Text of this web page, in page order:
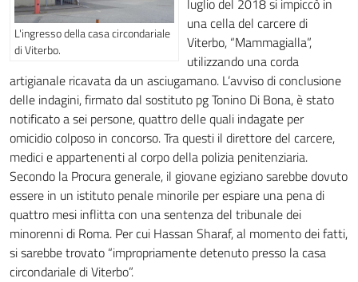
L'ingresso della casa circondariale
di Viterbo.
luglio del 2018 si impiccò in
una cella del carcere di
Viterbo, “Mammagialla”,
utilizzando una corda
artigianale ricavata da un asciugamano. L’avviso di conclusione
delle indagini, firmato dal sostituto pg Tonino Di Bona, è stato
notificato a sei persone, quattro delle quali indagate per
omicidio colposo in concorso. Tra questi il direttore del carcere,
medici e appartenenti al corpo della polizia penitenziaria.
Secondo la Procura generale, il giovane egiziano sarebbe dovuto
essere in un istituto penale minorile per espiare una pena di
quattro mesi inflitta con una sentenza del tribunale dei
minorenni di Roma. Per cui Hassan Sharaf, al momento dei fatti,
si sarebbe trovato “impropriamente detenuto presso la casa
circondariale di Viterbo”.